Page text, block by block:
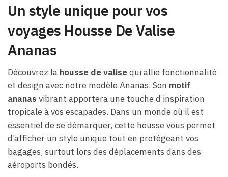
Un style unique pour vos
voyages Housse De Valise
Ananas
Découvrez la housse de valisequi allie fonctionnalité
et design avec notre modèle Ananas. Son motif
ananas vibrant apportera une touche d’inspiration
tropicale à vos escapades. Dans un monde où il est
essentiel de se démarquer, cette housse vous permet
d’afficher un style unique tout en protégeant vos
bagages, surtout lors des déplacements dans des
aéroports bondés.